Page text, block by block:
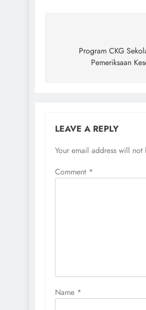
navigation
Program CKG
Pemeriksaan
LEAVE A REPLY
Your email address will
Comment *
Name *